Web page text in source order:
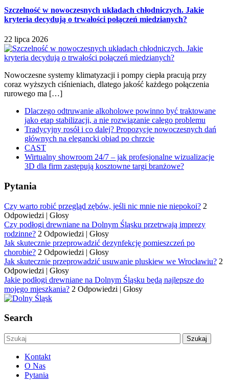
Szczelność w nowoczesnych układach chłodniczych. Jakie
kryteria decydują o trwałości połączeń miedzianych?
22 lipca 2026
Nowoczesne systemy klimatyzacji i pompy ciepła pracują przy
coraz wyższych ciśnieniach, dlatego jakość każdego połączenia
rurowego ma […]
Dlaczego odtruwanie alkoholowe powinno być traktowane
jako etap stabilizacji, a nie rozwiązanie całego problemu
Tradycyjny rosół i co dalej? Propozycje nowoczesnych dań
głównych na elegancki obiad po chrzcie
CAST
Wirtualny showroom 24/7 – jak profesjonalne wizualizacje
3D dla firm zastępują kosztowne targi branżowe?
Pytania
Czy warto robić przegląd zębów, jeśli nic mnie nie niepokoi? 2
Odpowiedzi | Głosy
Czy podłogi drewniane na Dolnym Śląsku przetrwają imprezy
rodzinne? 2 Odpowiedzi | Głosy
Jak skutecznie przeprowadzić dezynfekcję pomieszczeń po
chorobie? 2 Odpowiedzi | Głosy
Jak skutecznie przeprowadzić usuwanie pluskiew we Wrocławiu? 2
Odpowiedzi | Głosy
Jakie podłogi drewniane na Dolnym Śląsku będą najlepsze do
mojego mieszkania? 2 Odpowiedzi | Głosy
Search
Kontakt
O Nas
Pytania